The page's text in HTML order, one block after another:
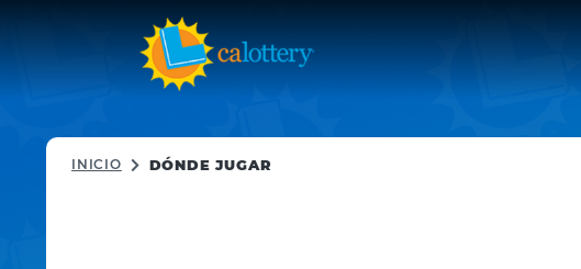
INICIO DÓNDE JUGAR